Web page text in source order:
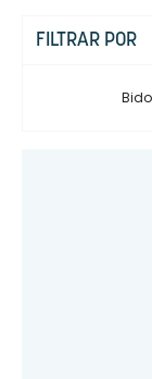
FILTRAR POR